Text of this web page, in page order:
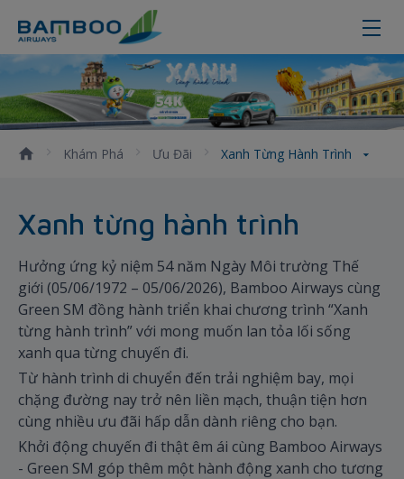
Xanh từng hành trình
Khám Phá Ưu Đãi Xanh Từng Hành Trình
Xanh từng hành trình
Hưởng ứng kỷ niệm 54 năm Ngày Môi trường Thế
giới (05/06/1972 – 05/06/2026), Bamboo Airways cùng
Green SM đồng hành triển khai chương trình “Xanh
từng hành trình” với mong muốn lan tỏa lối sống
xanh qua từng chuyến đi.
Từ hành trình di chuyển đến trải nghiệm bay, mọi
chặng đường nay trở nên liền mạch, thuận tiện hơn
cùng nhiều ưu đãi hấp dẫn dành riêng cho bạn.
Khởi động chuyến đi thật êm ái cùng Bamboo Airways
- Green SM góp thêm một hành động xanh cho tương